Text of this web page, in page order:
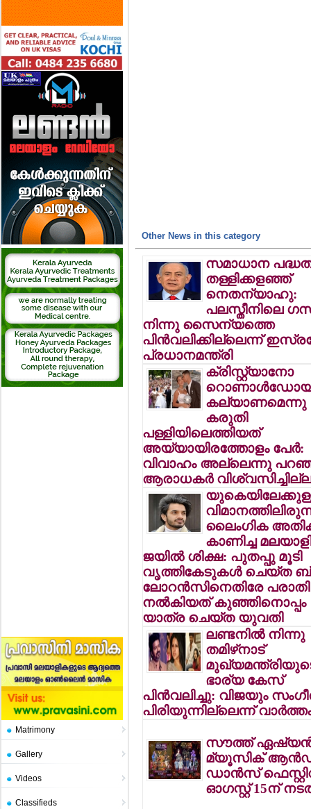
Matrimony
Gallery
Videos
Classifieds
Other News in this category
സമാധാന
തള്ളിക്കളഞ്ഞ്
നെതന്യാഹു:
പലസ്തീനിലെ
നിന്നു സൈന്യത്തെ
പിന്‍വലിക്കില്ലെന്ന്
പ്രധാനമന്ത്രി
ക്രിസ്റ്റ്യാനോ
കല്യാണമെന്നു
കരുതി
പള്ളിയിലെത്തിയത്
അയ്യായിരത്തോളം പേര്‍:
വിവാഹം അല്ലെന്നു
ആരാധകര്‍
ലൈംഗിക
കാണിച്ച
ജയില്‍ ശിക്ഷ: പുതപ്പു മൂടി
വൃത്തികേടുകള്‍ ചെയ്ത
ലോറന്‍സിനെതിരേ പരാതി
നല്‍കിയത് കുഞ്ഞിനൊപ്പം
യാത്ര ചെയ്ത യുവതി
ലണ്ടനില്‍ നിന്നു
തമിഴ്‌നാട്
ഭാര്യ കേസ്
പിന്‍വലിച്ചു: വിജയും
പിരിയുന്നില്ലെന്ന്
സൗത്ത്
മ്യൂസിക്
ഡാന്‍സ്
ഓഗസ്റ്റ് 15ന്